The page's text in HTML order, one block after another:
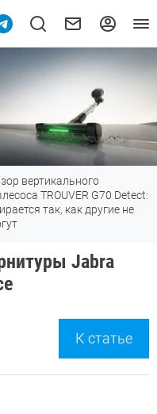
вертикального
TROUVER G70 Detect:
так, как другие не
Jabra
К статье